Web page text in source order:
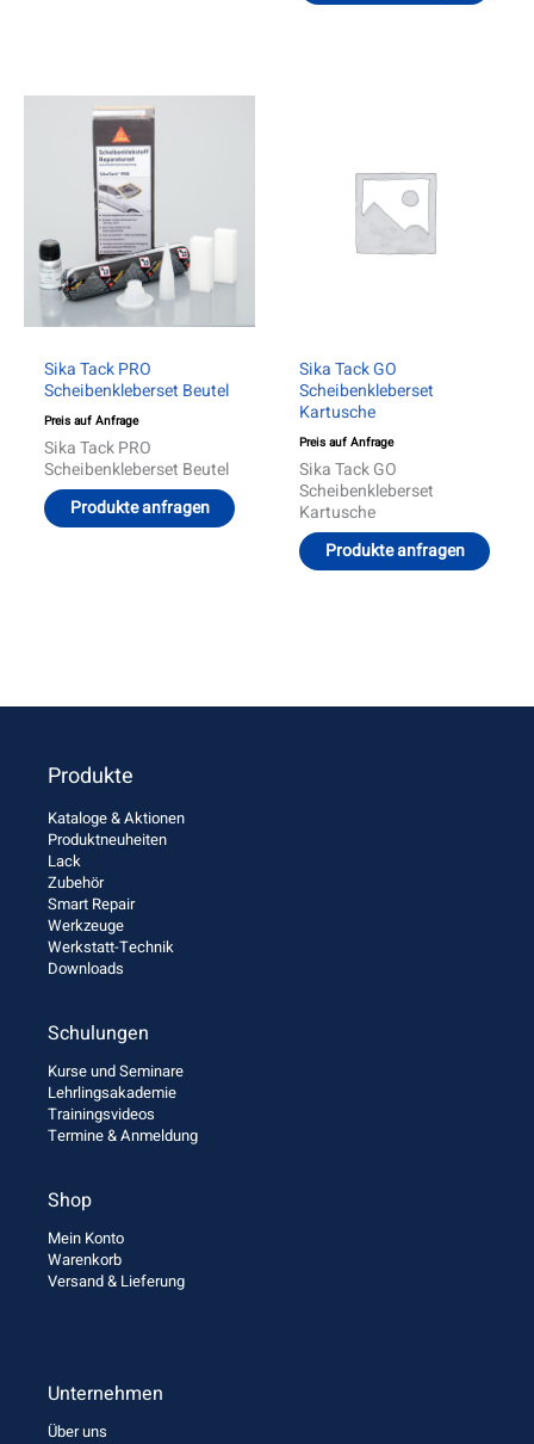
Sika Tack PRO
Scheibenkleberset Beutel
Preis auf Anfrage
Sika Tack PRO
Scheibenkleberset Beutel
Produkte anfragen
Sika Tack GO
Scheibenkleberset
Kartusche
Preis auf Anfrage
Sika Tack GO
Scheibenkleberset
Kartusche
Produkte anfragen
Produkte
Kataloge & Aktionen
Produktneuheiten
Lack
Zubehör
Smart Repair
Werkzeuge
Werkstatt-Technik
Downloads
Schulungen
Kurse und Seminare
Lehrlingsakademie
Trainingsvideos
Termine & Anmeldung
Shop
Mein Konto
Warenkorb
Versand & Lieferung
Unternehmen
Über uns